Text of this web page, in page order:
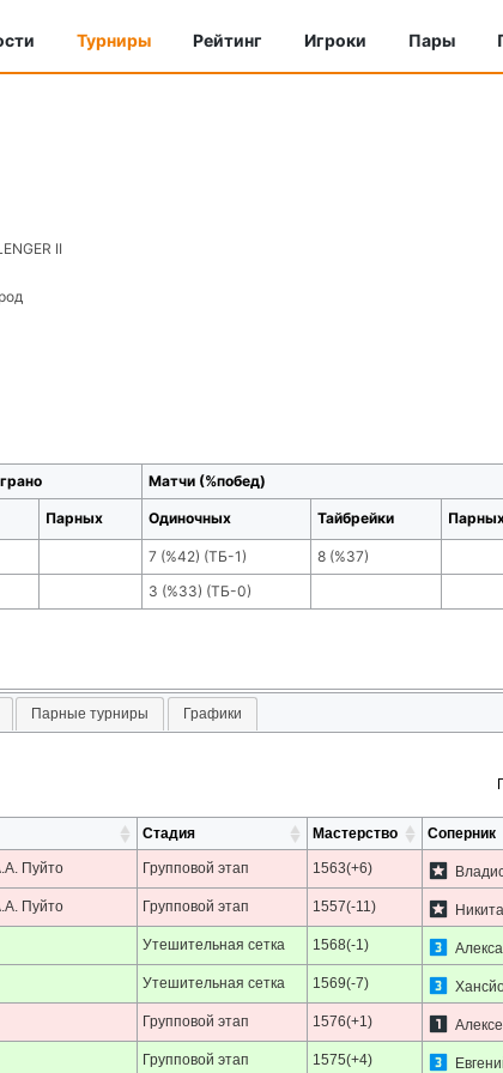
Турниры Рейтинг Игроки Пары
II
Матчи (%побед)
Парных Одиночных Тайбрейки
7 (%42) (ТБ-1) 8 (%37)
3 (%33) (ТБ-0)
Парные турниры Графики
Стадия Мастерство Соперник
Пуйто Групповой этап 1563(+6)
Пуйто Групповой этап 1557(-11)
Утешительная сетка 1568(-1)
Утешительная сетка 1569(-7)
Групповой этап 1576(+1)
Групповой этап 1575(+4)